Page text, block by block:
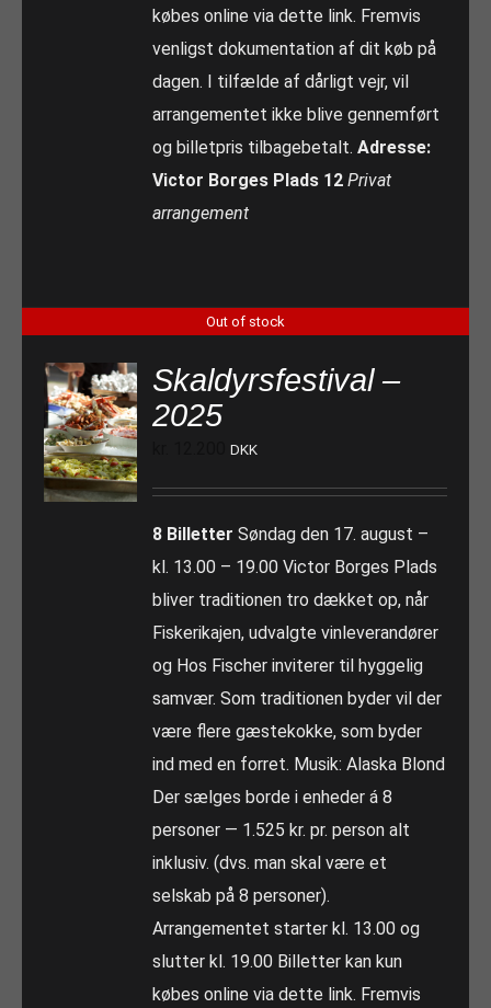
købes online via dette link. Fremvis
venligst dokumentation af dit køb på
dagen. I tilfælde af dårligt vejr, vil
arrangementet ikke blive gennemført
og billetpris tilbagebetalt.Adresse:
Victor Borges Plads 12 Privat
arrangement
Out of stock
Skaldyrsfestival –
2025
DKK
8 Billetter Søndag den 17. august –
kl. 13.00 – 19.00 Victor Borges Plads
bliver traditionen tro dækket op, når
Fiskerikajen, udvalgte vinleverandører
og Hos Fischer inviterer til hyggelig
samvær. Som traditionen byder vil der
være flere gæstekokke, som byder
ind med en forret. Musik: Alaska Blond
Der sælges borde i enheder á 8
personer — 1.525 kr. pr. person alt
inklusiv. (dvs. man skal være et
selskab på 8 personer).
Arrangementet starter kl. 13.00 og
slutter kl. 19.00 Billetter kan kun
købes online via dette link. Fremvis